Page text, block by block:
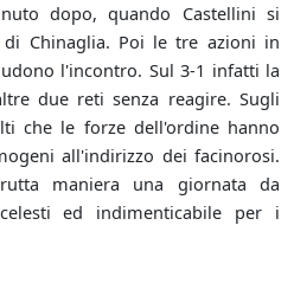
dopo, quando Castellini si
Chinaglia. Poi le tre azioni in
l'incontro. Sul 3-1 infatti la
due reti senza reagire. Sugli
che le forze dell'ordine hanno
all'indirizzo dei facinorosi.
maniera una giornata da
ed indimenticabile per i